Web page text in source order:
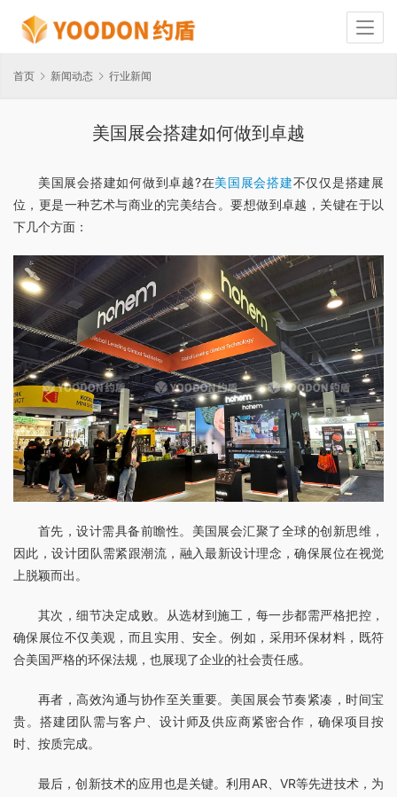
首页 新闻动态 行业新闻
美国展会搭建如何做到卓越
美国展会搭建如何做到卓越?在美国展会搭建不仅仅是搭建展
位，更是一种艺术与商业的完美结合。要想做到卓越，关键在于以
下几个方面：
首先，设计需具备前瞻性。美国展会汇聚了全球的创新思维，
因此，设计团队需紧跟潮流，融入最新设计理念，确保展位在视觉
上脱颖而出。
其次，细节决定成败。从选材到施工，每一步都需严格把控，
确保展位不仅美观，而且实用、安全。例如，采用环保材料，既符
合美国严格的环保法规，也展现了企业的社会责任感。
再者，高效沟通与协作至关重要。美国展会节奏紧凑，时间宝
贵。搭建团队需与客户、设计师及供应商紧密合作，确保项目按
时、按质完成。
最后，创新技术的应用也是关键。利用AR、VR等先进技术，为